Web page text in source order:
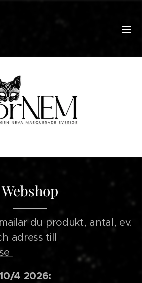
Webshop
du produkt, antal, ev.
adress till
4 2026: